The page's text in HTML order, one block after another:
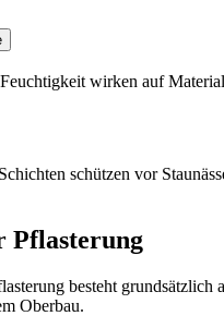
wirken auf
schützen vor
Pflasterung
besteht grundsätzlich
Oberbau.